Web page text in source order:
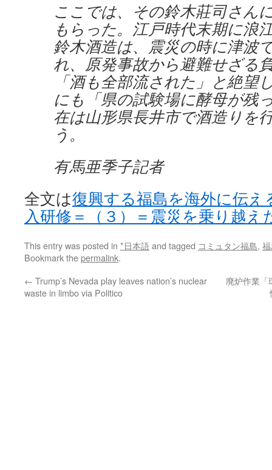
ここでは、その鈴木莊司さん
もらった。江戸時代末期に浪
鈴木酒造は、震災の時に津波
れ、原発事故から避難せざる
「酒も全部流された」と絶望
にも「県の試験場に酵母が残
在は山形県長井市で酒造りを
う。
有馬亜季子記者
全文は復興する福島を海外に伝え
入研修＝（３）＝震災を乗り越え
This entry was posted in *日本語and tagged コミュタン福島,
Bookmark thepermalink.
← Trump’s Nevada play leaves nation’s nuclear
waste in limbo via Politico
廃炉作業